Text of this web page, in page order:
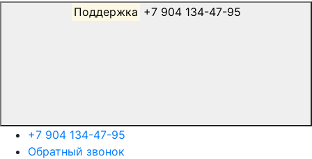
Поддержка
+7 904 134-47-95
Обратный звонок